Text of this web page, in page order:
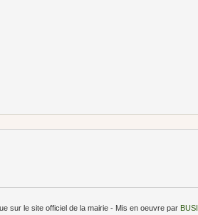
sur le site officiel de la mairie - Mis en oeuvre par